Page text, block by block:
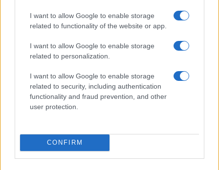
I want to allow Google to enable storage
related to functionality of the website or app.
I want to allow Google to enable storage
related to personalization.
I want to allow Google to enable storage
related to security, including authentication
functionality and fraud prevention, and other
user protection.
CONFIRM
INVESTISSEMENTS
Comment évaluer les sociétés IA pour des investissements
durables